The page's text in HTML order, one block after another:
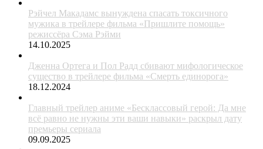
Рэйчел Макадамс вынуждена спасать токсичного
мужика в трейлере фильма «Пришлите помощь»
режиссёра Сэма Рэйми
14.10.2025
Дженна Ортега и Пол Радд сбивают мифологическое
существо в трейлере фильма «Смерть единорога»
18.12.2024
Главный трейлер аниме «Бесклассовый герой: Да мне
всё равно не нужны эти ваши навыки» раскрыл дату
премьеры сериала
09.09.2025